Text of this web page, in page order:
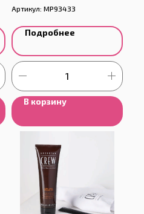
Артикул: MP93433
Подробнее
В корзину